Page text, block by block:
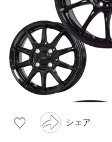
シェア